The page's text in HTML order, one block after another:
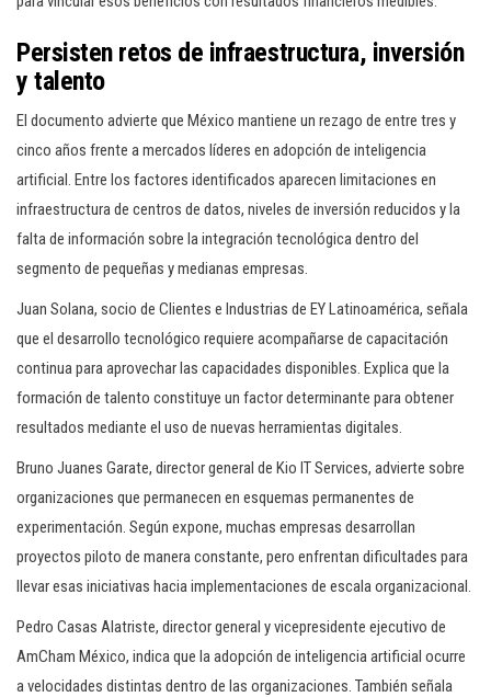
Persisten retos de infraestructura, inversión
y talento
El documento advierte que México mantiene un rezago de entre tres y
cinco años frente a mercados líderes en adopción de inteligencia
artificial. Entre los factores identificados aparecen limitaciones en
infraestructura de centros de datos, niveles de inversión reducidos y la
falta de información sobre la integración tecnológica dentro del
segmento de pequeñas y medianas empresas.
Juan Solana, socio de Clientes e Industrias de EY Latinoamérica, señala
que el desarrollo tecnológico requiere acompañarse de capacitación
continua para aprovechar las capacidades disponibles. Explica que la
formación de talento constituye un factor determinante para obtener
resultados mediante el uso de nuevas herramientas digitales.
Bruno Juanes Garate, director general de Kio IT Services, advierte sobre
organizaciones que permanecen en esquemas permanentes de
experimentación. Según expone, muchas empresas desarrollan
proyectos piloto de manera constante, pero enfrentan dificultades para
llevar esas iniciativas hacia implementaciones de escala organizacional.
Pedro Casas Alatriste, director general y vicepresidente ejecutivo de
AmCham México, indica que la adopción de inteligencia artificial ocurre
a velocidades distintas dentro de las organizaciones. También señala